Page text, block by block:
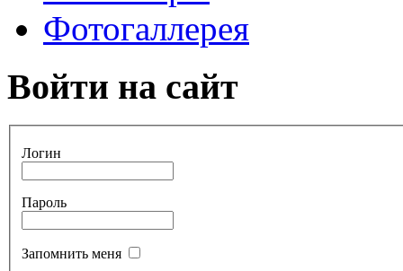
Фотогаллерея
Войти на сайт
Логин
Пароль
Запомнить меня